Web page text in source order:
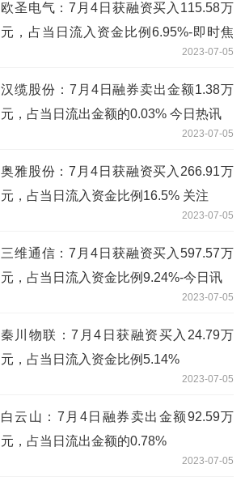
欧圣电气：7月4日获融资买入115.58万
元，占当日流入资金比例6.95%-即时焦
2023-07-05
汉缆股份：7月4日融券卖出金额1.38万
元，占当日流出金额的0.03% 今日热讯
2023-07-05
奥雅股份：7月4日获融资买入266.91万
元，占当日流入资金比例16.5% 关注
2023-07-05
三维通信：7月4日获融资买入597.57万
元，占当日流入资金比例9.24%-今日讯
2023-07-05
秦川物联：7月4日获融资买入24.79万
元，占当日流入资金比例5.14%
2023-07-05
白云山：7月4日融券卖出金额92.59万
元，占当日流出金额的0.78%
2023-07-05